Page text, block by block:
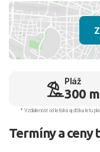
Pláž
300 m
* Vzdialenosť od letiska aj dľžka letu
Termíny a ceny